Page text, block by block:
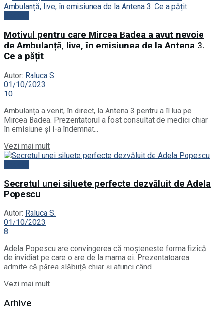
Motivul pentru care Mircea Badea a avut nevoie
de Ambulanță, live, în emisiunea de la Antena 3.
Ce a pățit
Autor: Raluca S.
01/10/2023
10
Ambulanța a venit, în direct, la Antena 3 pentru a îl lua pe
Mircea Badea. Prezentatorul a fost consultat de medici chiar
în emisiune și i-a îndemnat...
Vezi mai multDetails
Secretul unei siluete perfecte dezvăluit de Adela
Popescu
Autor: Raluca S.
01/10/2023
8
Adela Popescu are convingerea că moștenește forma fizică
de invidiat pe care o are de la mama ei. Prezentatoarea
admite că părea slăbuță chiar și atunci când...
Vezi mai multDetails
Arhive